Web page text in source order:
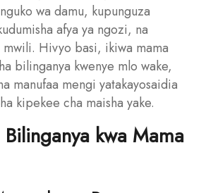
wa damu, kupunguza
afya ya ngozi, na
mwili. Hivyo basi, ikiwa mama
bilinganya kwenye mlo wake,
manufaa mengi yatakayosaidia
kipekee cha maisha yake.
Bilinganya kwa Mama